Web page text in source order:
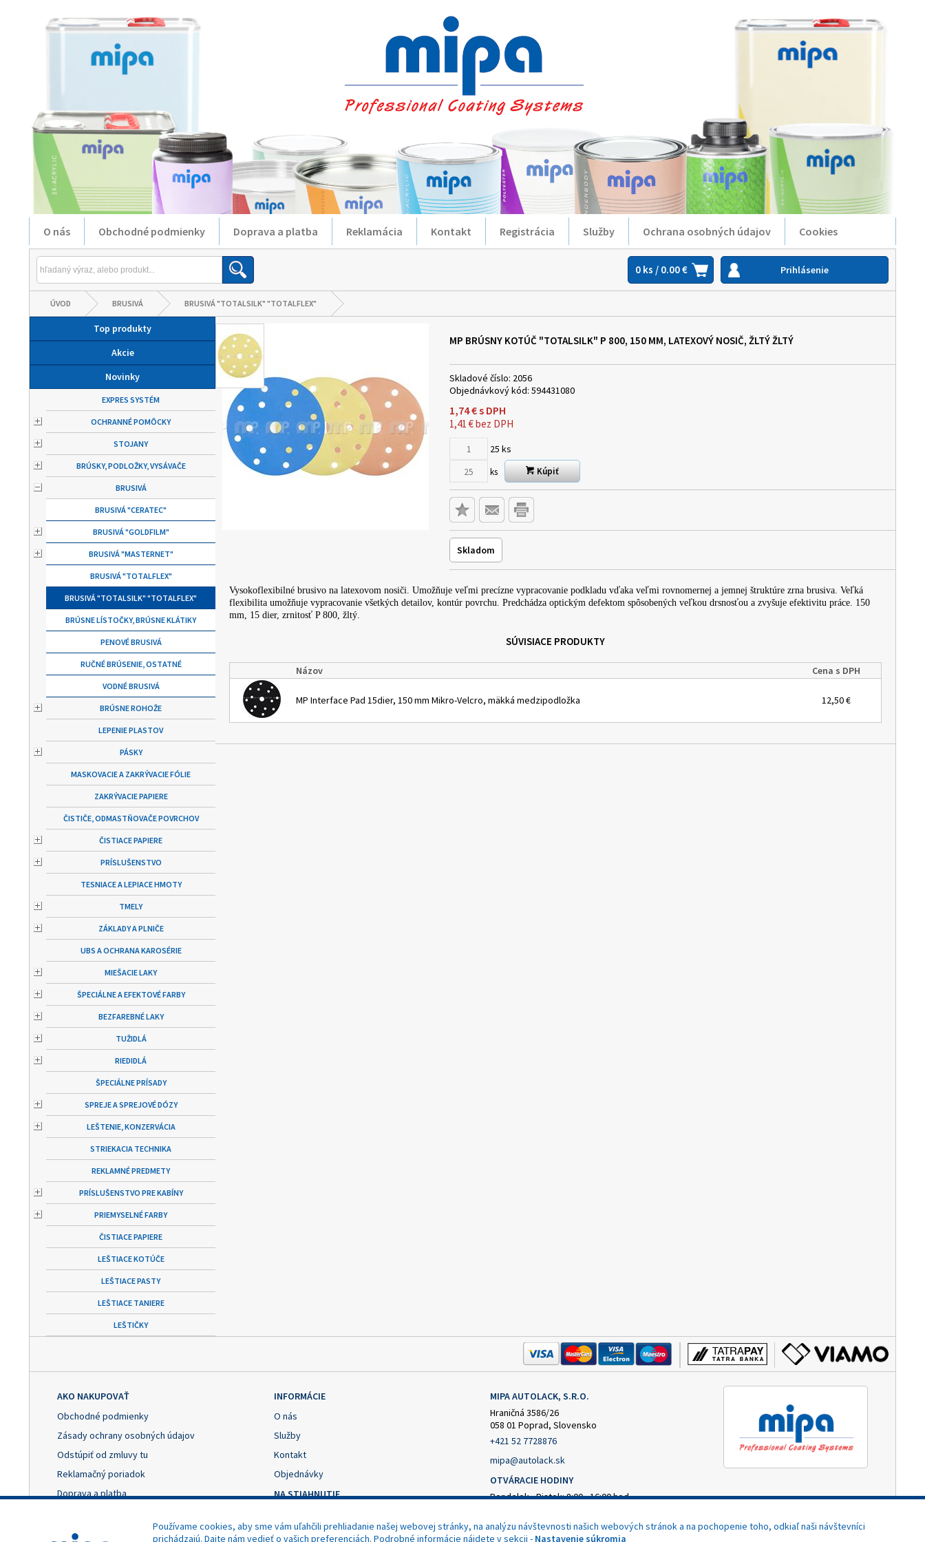
O nás Obchodné podmienky Doprava a platba Reklamácia Kontakt Registrácia Služby Ochrana osobných údajov Cookies
0 ks / 0.00 € Prihlásenie
ÚVOD BRUSIVÁ BRUSIVÁ "TOTALSILK" "TOTALFLEX"
Top produkty
Akcie
Novinky
EXPRES SYSTÉM
OCHRANNÉ POMÔCKY
STOJANY
BRÚSKY, PODLOŽKY, VYSÁVAČE
BRUSIVÁ
BRUSIVÁ "CERATEC"
BRUSIVÁ "GOLDFILM"
BRUSIVÁ "MASTERNET"
BRUSIVÁ "TOTALFLEX"
BRUSIVÁ "TOTALSILK" "TOTALFLEX"
BRÚSNE LÍSTOČKY, BRÚSNE KLÁTIKY
PENOVÉ BRUSIVÁ
RUČNÉ BRÚSENIE, OSTATNÉ
VODNÉ BRUSIVÁ
BRÚSNE ROHOŽE
LEPENIE PLASTOV
PÁSKY
MASKOVACIE A ZAKRÝVACIE FÓLIE
ZAKRÝVACIE PAPIERE
ČISTIČE, ODMASTŇOVAČE POVRCHOV
ČISTIACE PAPIERE
PRÍSLUŠENSTVO
TESNIACE A LEPIACE HMOTY
TMELY
ZÁKLADY A PLNIČE
UBS A OCHRANA KAROSÉRIE
MIEŠACIE LAKY
ŠPECIÁLNE A EFEKTOVÉ FARBY
BEZFAREBNÉ LAKY
TUŽIDLÁ
RIEDIDLÁ
ŠPECIÁLNE PRÍSADY
SPREJE A SPREJOVÉ DÓZY
LEŠTENIE, KONZERVÁCIA
STRIEKACIA TECHNIKA
REKLAMNÉ PREDMETY
PRÍSLUŠENSTVO PRE KABÍNY
PRIEMYSELNÉ FARBY
ČISTIACE PAPIERE
LEŠTIACE KOTÚČE
LEŠTIACE PASTY
LEŠTIACE TANIERE
LEŠTIČKY
MP BRÚSNY KOTÚČ "TOTALSILK" P 800, 150 MM, LATEXOVÝ NOSIČ, ŽLTÝŽLTÝ
Skladové číslo: 2056
Objednávkový kód: 594431080
1,74€s DPH
1,41 €bez DPH
25 ks
ks Kúpiť
Skladom
Vysokoflexibilné brusivo na latexovom nosiči. Umožňuje veľmi precízne vypracovanie podkladu vďaka veľmi rovnomernej a jemnej štruktúre zrna brusiva. Veľká
flexibilita umožňuje vypracovanie všetkých detailov, kontúr povrchu. Predchádza optickým defektom spôsobených veľkou drsnosťou a zvyšuje efektivitu práce. 150
mm, 15 dier, zrnitosť P 800, žltý.
SÚVISIACE PRODUKTY
Názov Cena s DPH
MP Interface Pad 15dier, 150 mm Mikro-Velcro, mäkká medzipodložka 12,50 €
AKO NAKUPOVAŤ
Obchodné podmienky
Zásady ochrany osobných údajov
Odstúpiť od zmluvy tu
Reklamačný poriadok
Doprava a platba
Nastavenie cookies
INFORMÁCIE
O nás
Služby
Kontakt
Objednávky
NA STIAHNUTIE
Odstúpenie od zmluvy
MIPA AUTOLACK, S.R.O.
Hraničná 3586/26
058 01 Poprad, Slovensko
+421 52 7728876
mipa@autolack.sk
OTVÁRACIE HODINY
Pondelok - Piatok: 8:00 - 16:00 hod.
Používame cookies, aby sme vám uľahčili prehliadanie našej webovej stránky, na analýzu návštevnosti našich webových stránok a na pochopenie toho, odkiaľ naši návštevníci
prichádzajú. Dajte nám vedieť o vašich preferenciách. Podrobné informácie nájdete v sekcii - Nastavenie súkromia